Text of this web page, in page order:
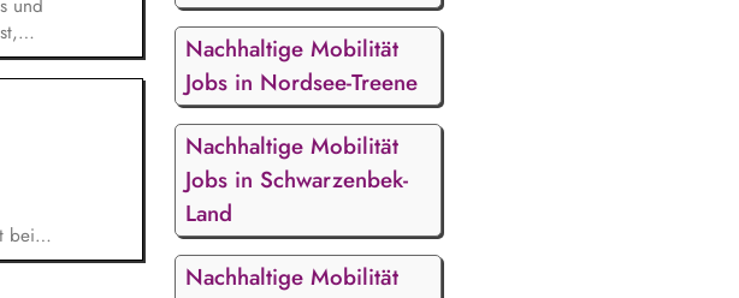
und
bei
auf
Nachhaltige Mobilität
Jobs in Nordsee-Treene
Nachhaltige Mobilität
Jobs in Schwarzenbek-
Land
Nachhaltige Mobilität